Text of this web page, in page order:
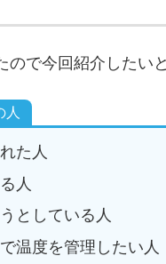
ので今回紹介したい
人
た人
人
としている人
温度を管理したい人